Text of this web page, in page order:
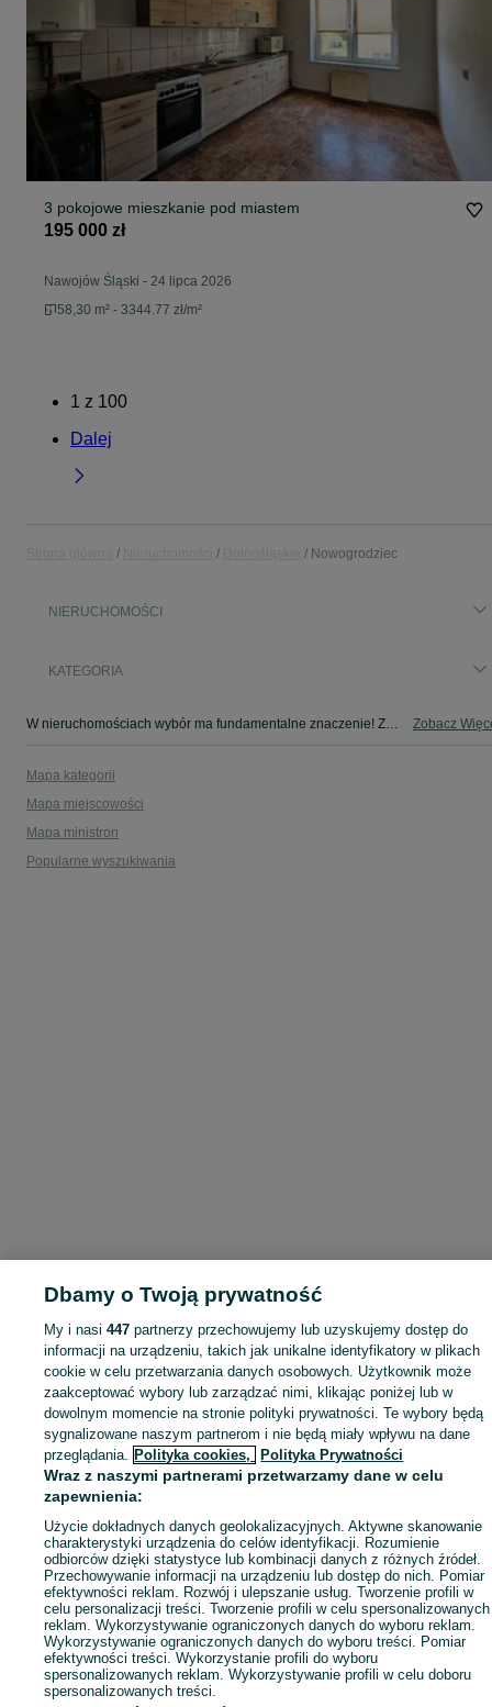
3 pokojowe mieszkanie pod miastem
195 000 zł
Nawojów Śląski - 24 lipca 2026
58,30 m² - 3344.77 zł/m²
1 z 100
Dalej
Nowogrodziec
NIERUCHOMOŚCI
KATEGORIA
W nieruchomościach wybór ma fundamentalne znaczenie! Znajdź wymarzony lokal w kategorii Nieruchomości na OLX - Nowogrodziec i okolice! Zobacz
Mapa kategorii
Mapa miejscowości
Mapa ministron
Popularne wyszukiwania
Dbamy o Twoją prywatność
My i nasi447 partnerzy przechowujemy lub uzyskujemy dostęp do
informacji na urządzeniu, takich jak unikalne identyfikatory w plikach
cookie w celu przetwarzania danych osobowych. Użytkownik może
zaakceptować wybory lub zarządzać nimi, klikając poniżej lub w
dowolnym momencie na stronie polityki prywatności. Te wybory będą
sygnalizowane naszym partnerom i nie będą miały wpływu na dane
przeglądania. Polityka cookies, Polityka Prywatności
Wraz z naszymi partnerami przetwarzamy dane w celu
zapewnienia:
Użycie dokładnych danych geolokalizacyjnych. Aktywne skanowanie
charakterystyki urządzenia do celów identyfikacji. Rozumienie
odbiorców dzięki statystyce lub kombinacji danych z różnych źródeł.
Przechowywanie informacji na urządzeniu lub dostęp do nich. Pomiar
efektywności reklam. Rozwój i ulepszanie usług. Tworzenie profili w
celu personalizacji treści. Tworzenie profili w celu spersonalizowanych
reklam. Wykorzystywanie ograniczonych danych do wyboru reklam.
Wykorzystywanie ograniczonych danych do wyboru treści. Pomiar
efektywności treści. Wykorzystanie profili do wyboru
spersonalizowanych reklam. Wykorzystywanie profili w celu doboru
spersonalizowanych treści.